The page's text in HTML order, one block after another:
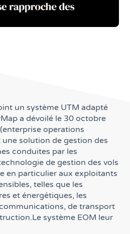
un système UTM adapté
a dévoilé le 30 octobre
operations
solution de gestion des
conduites par les
de gestion des vols
en particulier aux exploitants
telles que les
et énergétiques, les
de transport
système EOM leur